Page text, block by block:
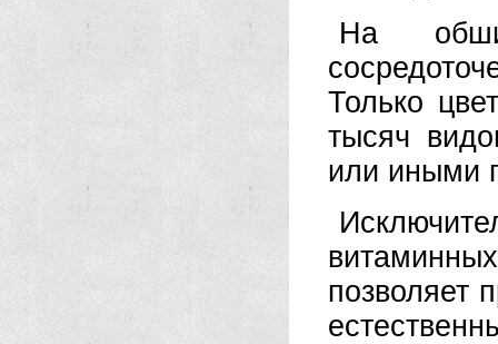
На
Только
тысяч
или иными
позволяет